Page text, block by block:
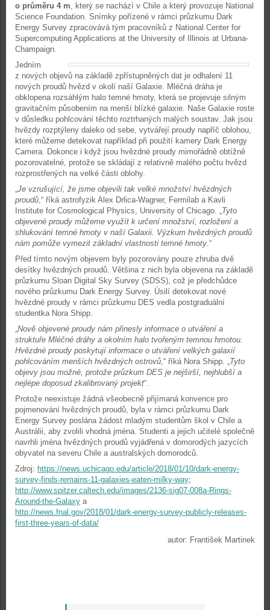
o průměru 4 m, který se nachází v Chile a který provozuje National
Science Foundation. Snímky pořízené v rámci průzkumu Dark
Energy Survey zpracovává tým pracovníků z National Center for
Supercomputing Applications at the University of Illinois at Urbana-
Champaign.
Jedním
z nových objevů na základě zpřístupněných dat je odhalení 11
nových proudů hvězd v okolí naší Galaxie. Mléčná dráha je
obklopena rozsáhlým halo temné hmoty, která se projevuje silným
gravitačním působením na menší blízké galaxie. Naše Galaxie roste
v důsledku pohlcování těchto roztrhaných malých soustav. Jak jsou
hvězdy rozptýleny daleko od sebe, vytvářejí proudy napříč oblohou,
které můžeme detekovat například při použití kamery Dark Energy
Camera. Dokonce i když jsou hvězdné proudy mimořádně obtížně
pozorovatelné, protože se skládají z relativně malého počtu hvězd
rozprostřených na velké části oblohy.
„Je vzrušující, že jsme objevili tak velké množství hvězdných
proudů,“ říká astrofyzik Alex Drlica-Wagner, Fermilab a Kavli
Institute for Cosmological Physics, University of Chicago. „Tyto
objevené proudy můžeme využít k určení množství, rozložení a
shlukování temné hmoty v naší Galaxii. Výzkum hvězdných proudů
nám pomůže vymezit základní vlastnosti temné hmoty.“
Před tímto novým objevem byly pozorovány pouze zhruba dvě
desítky hvězdných proudů. Většina z nich byla objevena na základě
průzkumu Sloan Digital Sky Survey (SDSS), což je předchůdce
nového průzkumu Dark Energy Survey. Úsilí detekovat nové
hvězdné proudy v rámci průzkumu DES vedla postgraduální
studentka Nora Shipp.
„Nově objevené proudy nám přinesly informace o utváření a
struktuře Mléčné dráhy a okolním halo tvořeným temnou hmotou.
Hvězdné proudy poskytují informace o utváření velkých galaxií
pohlcováním menších hvězdných ostrovů,“ říká Nora Shipp. „Tyto
objevy jsou možné, protože průzkum DES je nejširší, nejhlubší a
nejlépe doposud zkalibrovaný projekt“.
Protože neexistuje žádná všeobecně přijímaná konvence pro
pojmenování hvězdných proudů, byla v rámci průzkumu Dark
Energy Survey poslána žádost mladým studentům škol v Chile a
Austrálii, aby zvolili vhodná jména. Studenti a jejich učitelé společně
navrhli jména hvězdných proudů vyjádřená v domorodých jazycích
obyvatel na severu Chile a australských domorodců.
Zdroj: https://news.uchicago.edu/article/2018/01/10/dark-energy-
survey-finds-remains-11-galaxies-eaten-milky-way;
http://www.spitzer.caltech.edu/images/2136-sig07-008a-Rings-
Around-the-Galaxy a
http://news.fnal.gov/2018/01/dark-energy-survey-publicly-releases-
first-three-years-of-data/
autor: František Martinek